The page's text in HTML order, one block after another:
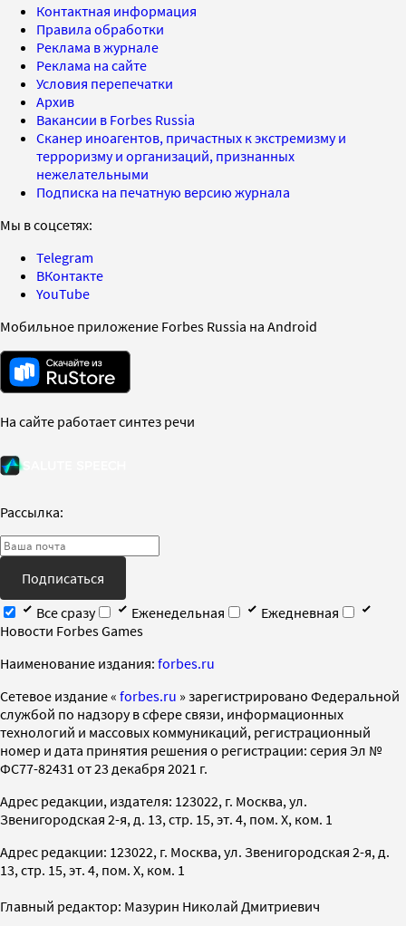
Контактная информация
Правила обработки
Реклама в журнале
Реклама на сайте
Условия перепечатки
Архив
Вакансии в Forbes Russia
Сканер иноагентов, причастных к экстремизму и
терроризму и организаций, признанных
нежелательными
Подписка на печатную версию журнала
Мы в соцсетях:
Telegram
ВКонтакте
YouTube
Мобильное приложение Forbes Russia на Android
На сайте работает синтез речи
Рассылка:
Подписаться
Все сразу
Еженедельная
Ежедневная
Новости Forbes Games
Наименование издания: forbes.ru
Cетевое издание « forbes.ru » зарегистрировано Федеральной
службой по надзору в сфере связи, информационных
технологий и массовых коммуникаций, регистрационный
номер и дата принятия решения о регистрации: серия Эл №
ФС77-82431 от 23 декабря 2021 г.
Адрес редакции, издателя: 123022, г. Москва, ул.
Звенигородская 2-я, д. 13, стр. 15, эт. 4, пом. X, ком. 1
Адрес редакции: 123022, г. Москва, ул. Звенигородская 2-я, д.
13, стр. 15, эт. 4, пом. X, ком. 1
Главный редактор: Мазурин Николай Дмитриевич